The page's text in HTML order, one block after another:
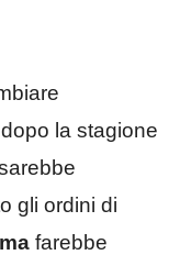
la stagione
gli ordini di
farebbe